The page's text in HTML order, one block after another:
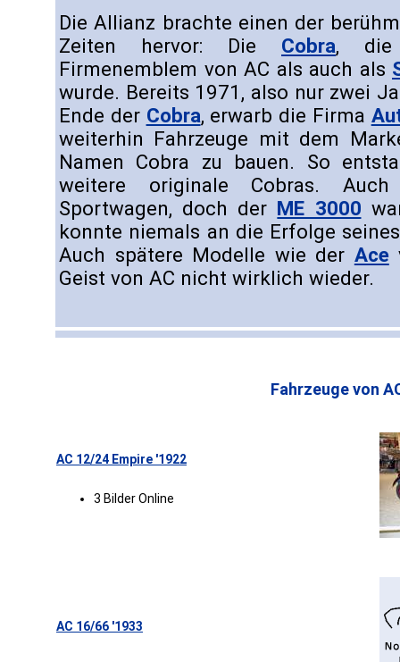
Die Allianz brachte einen der
Zeiten hervor: Die Cobra, die
Firmenemblem von AC als auch als
wurde. Bereits 1971, also nur zwei
Ende der Cobra, erwarb die Firma
weiterhin Fahrzeuge mit dem
Namen Cobra zu bauen. So
weitere originale Cobras.
Sportwagen, doch der ME 3000
konnte niemals an die Erfolge
Auch spätere Modelle wie der Ace
Geist von AC nicht wirklich wieder.
Fahrzeuge von
AC 12/24 Empire '1922
3 Bilder Online
AC 16/66 '1933